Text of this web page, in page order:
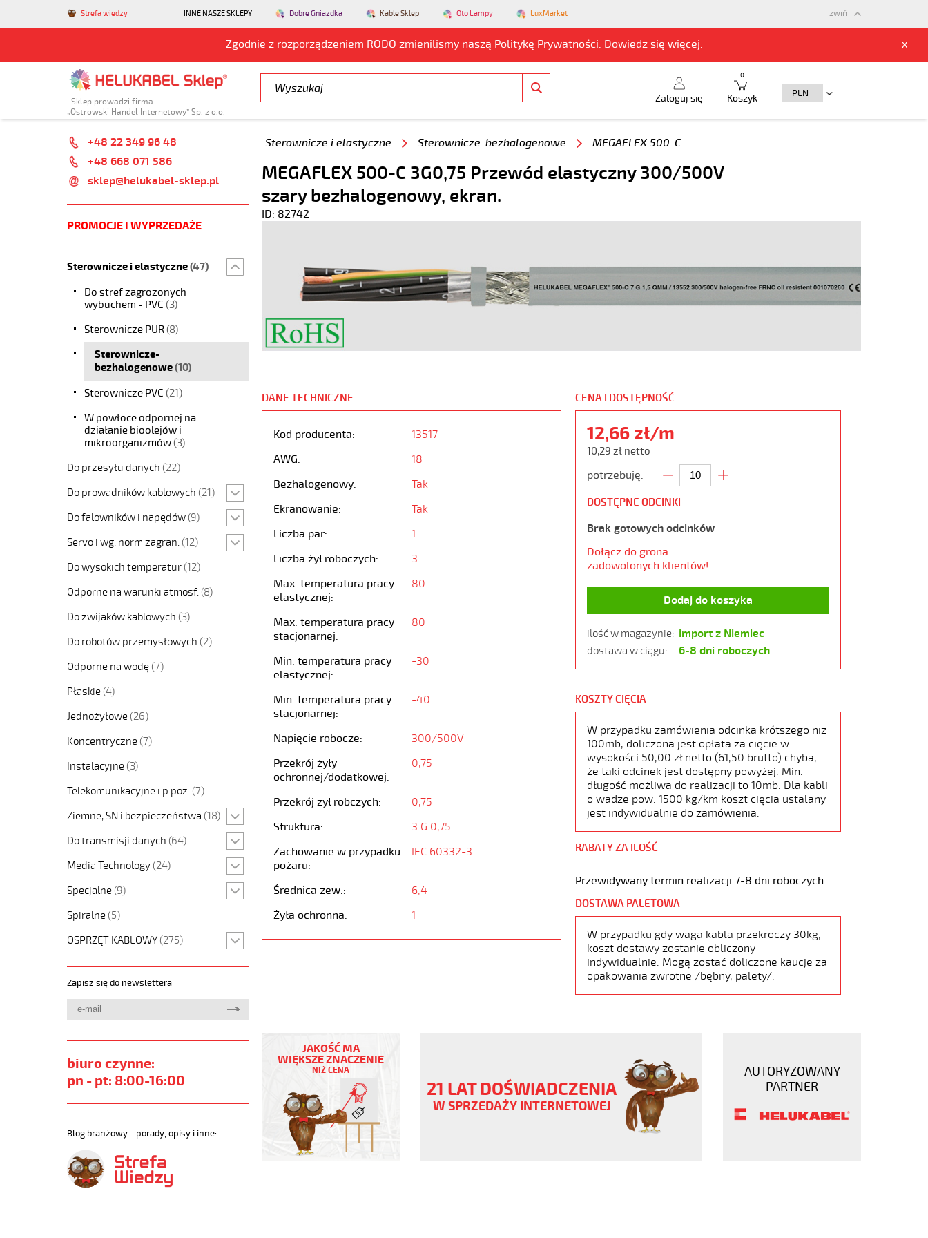
Strefa wiedzy INNE NASZE SKLEPY Dobre Gniazdka Kable Sklep Oto Lampy LuxMarket
Zgodnie z rozporządzeniem RODO zmienilismy naszą Politykę Prywatności. Dowiedz się więcej. x
zwiń
Sklep prowadzi firma
„Ostrowski Handel Internetowy” Sp. z o.o.
Zaloguj się Koszyk
0
+48 22 349 96 48
+48 668 071 586
sklep@helukabel-sklep.pl
PROMOCJE I WYPRZEDAŻE
Sterownicze i elastyczne(47)
Do stref zagrożonych
wybuchem - PVC (3)
Sterownicze PUR(8)
Sterownicze-
bezhalogenowe(10)
Sterownicze PVC (21)
W powłoce odpornej na
działanie bioolejów i
mikroorganizmów(3)
Do przesyłu danych (22)
Do prowadników kablowych (21)
Do falowników i napędów (9)
Servo i wg. norm zagran. (12)
Do wysokich temperatur (12)
Odporne na warunki atmosf. (8)
Do zwijaków kablowych (3)
Do robotów przemysłowych (2)
Odporne na wodę (7)
Płaskie (4)
Jednożyłowe (26)
Koncentryczne (7)
Instalacyjne (3)
Telekomunikacyjne i p.poż. (7)
Ziemne, SN i bezpieczeństwa (18)
Do transmisji danych (64)
Media Technology (24)
Specjalne (9)
Spiralne (5)
OSPRZĘT KABLOWY (275)
Zapisz się do newslettera
biuro czynne:
pn - pt: 8:00-16:00
Blog branżowy - porady, opisy i inne:
Sterownicze i elastyczne Sterownicze-bezhalogenowe MEGAFLEX 500-C
MEGAFLEX 500-C 3G0,75 Przewód elastyczny 300/500V
szary bezhalogenowy, ekran.
ID: 82742
DANE TECHNICZNE
Kod producenta:
13517
AWG:
18
Bezhalogenowy:
Tak
Ekranowanie:
Tak
Liczba par:
1
Liczba żył roboczych:
3
Max. temperatura pracy
elastycznej:
80
Max. temperatura pracy
stacjonarnej:
80
Min. temperatura pracy
elastycznej:
-30
Min. temperatura pracy
stacjonarnej:
-40
Napięcie robocze:
300/500V
Przekrój żyły
ochronnej/dodatkowej:
0,75
Przekrój żył robczych:
0,75
Struktura:
3 G 0,75
Zachowanie w przypadku
pożaru:
IEC 60332-3
Średnica zew.:
6,4
Żyła ochronna:
1
CENA I DOSTĘPNOŚĆ
12,66 zł/m
10,29 zł netto
potrzebuję:
DOSTĘPNE ODCINKI
Brak gotowych odcinków
Dołącz do grona
zadowolonych klientów!
Dodaj do koszyka
ilość w magazynie: import z Niemiec
dostawa w ciągu: 6-8 dni roboczych
KOSZTY CIĘCIA
W przypadku zamówienia odcinka krótszego niż
100mb, doliczona jest opłata za cięcie w
wysokości 50,00 zł netto (61,50 brutto) chyba,
że taki odcinek jest dostępny powyżej. Min.
długość możliwa do realizacji to 10mb. Dla kabli
o wadze pow. 1500 kg/km koszt cięcia ustalany
jest indywidualnie do zamówienia.
RABATY ZA ILOŚĆ
Przewidywany termin realizacji 7-8 dni roboczych
DOSTAWA PALETOWA
W przypadku gdy waga kabla przekroczy 30kg,
koszt dostawy zostanie obliczony
indywidualnie. Mogą zostać doliczone kaucje za
opakowania zwrotne /bębny, palety/.
3G0,75
elastyczny
300/500V
bezhalogenowy,
C.jpg
JAKOŚĆ MA
WIĘKSZE ZNACZENIE
NIŻ CENA
21 LAT DOŚWIADCZENIA
W SPRZEDAŻY INTERNETOWEJ
AUTORYZOWANY
PARTNER